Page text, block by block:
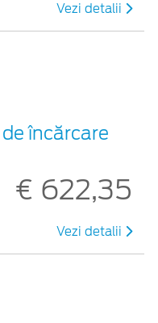
Vezi detalii
încărcare
€ 622,35
Vezi detalii